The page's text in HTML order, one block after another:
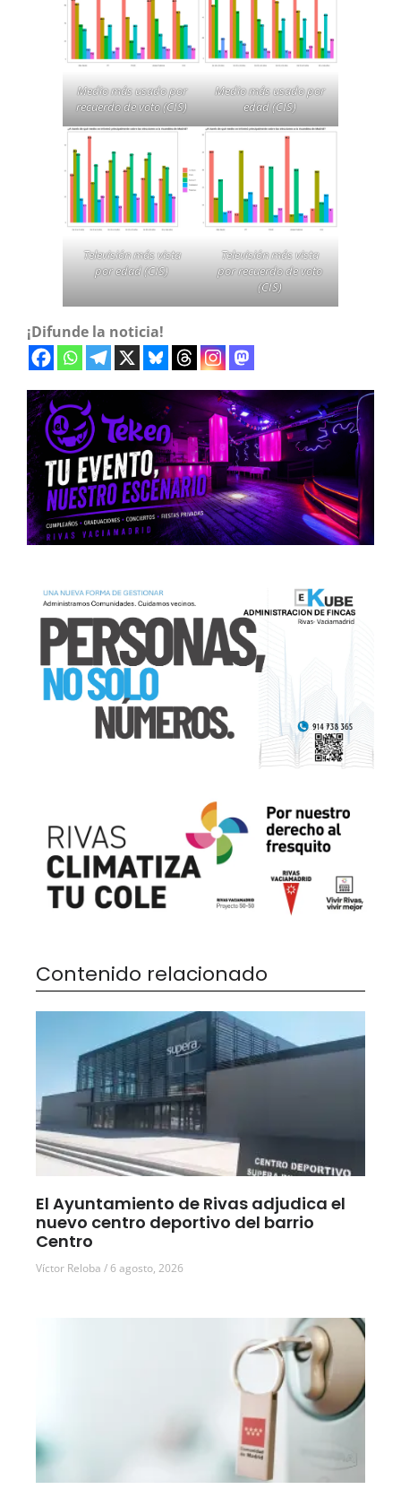
Medio más usado por
recuerdo de voto (CIS)
Medio más usado por
edad (CIS)
Televisión más vista
por edad (CIS)
Televisión más vista
por recuerdo de voto
(CIS)
¡Difunde la noticia!
Contenido relacionado
El Ayuntamiento de Rivas adjudica el
nuevo centro deportivo del barrio
Centro
Víctor Reloba 6 agosto, 2026